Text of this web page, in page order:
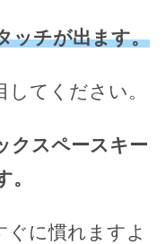
ッチが出ます。
てください。
クスペースキー
ぐに慣れますよ